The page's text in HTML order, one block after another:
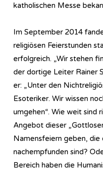
katholischen Messe
Im September 2014
religiösen Feierstunden
erfolgreich. „Wir stehen
der dortige Leiter Rainer
er: „Unter den
Esoteriker. Wir wissen
umgehen“. Wie weit sind
Angebot dieser
Namensfeiern geben, die
nachempfunden sind?
Bereich haben die